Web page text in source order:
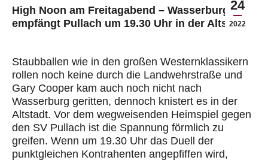
24
2022
High Noon am Freitagabend – Wasserburg
empfängt Pullach um 19.30 Uhr in der Altstadt
Staubballen wie in den großen Westernklassikern
rollen noch keine durch die Landwehrstraße und
Gary Cooper kam auch noch nicht nach
Wasserburg geritten, dennoch knistert es in der
Altstadt. Vor dem wegweisenden Heimspiel gegen
den SV Pullach ist die Spannung förmlich zu
greifen. Wenn um 19.30 Uhr das Duell der
punktgleichen Kontrahenten angepfiffen wird,